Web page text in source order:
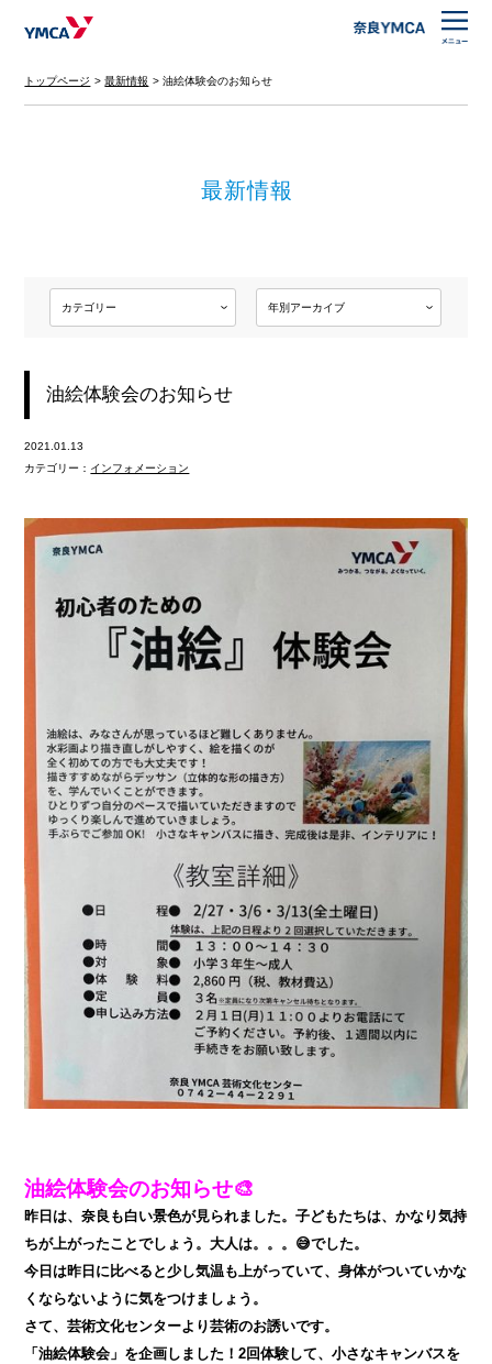
トップページ 最新情報 油絵体験会のお知らせ
最新情報
油絵体験会のお知らせ
2021.01.13
カテゴリー： インフォメーション
油絵体験会のお知らせ🎨
昨日は、奈良も白い景色が見られました。子どもたちは、かなり気持
ちが上がったことでしょう。大人は。。。😅でした。
今日は昨日に比べると少し気温も上がっていて、身体がついていかな
くならないように気をつけましょう。
さて、芸術文化センターより芸術のお誘いです。
「油絵体験会」を企画しました！2回体験して、小さなキャンバスを